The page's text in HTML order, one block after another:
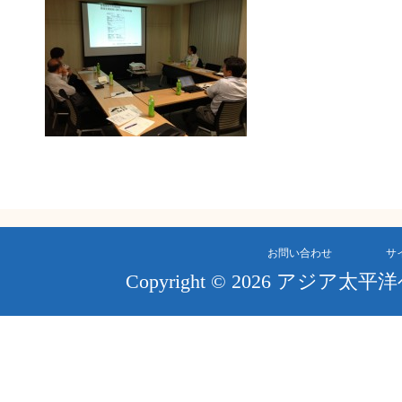
お問い合わせ サ
Copyright © 2026 アジア太平